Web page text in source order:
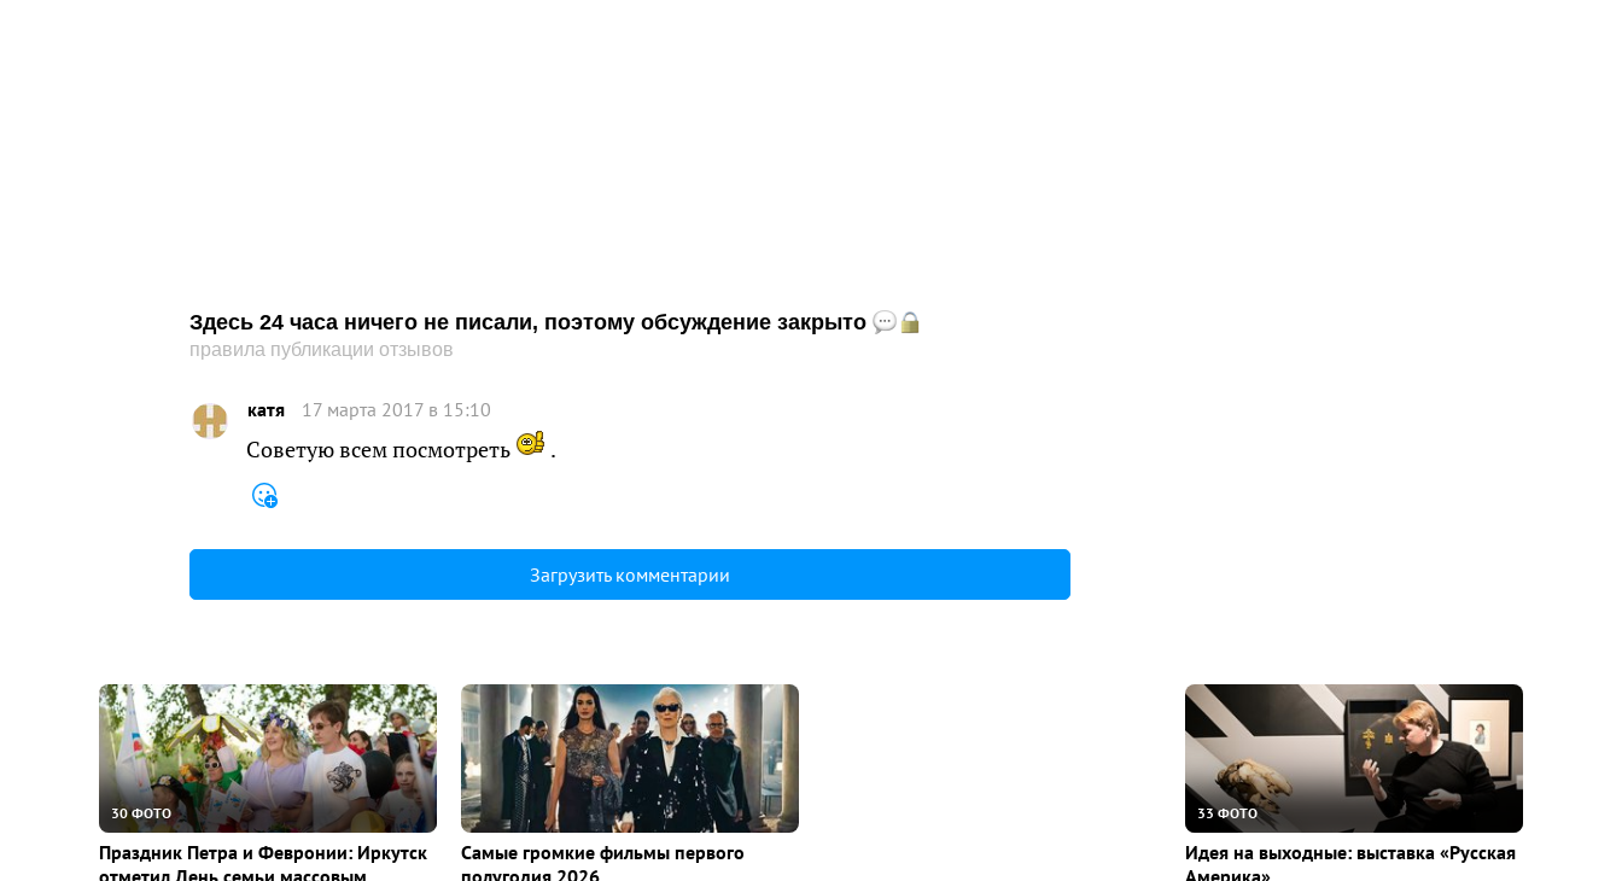
Здесь 24 часа ничего не писали, поэтому обсуждение закрыто
правила публикации отзывов
катя 17 марта 2017 в 15:10
Советую всем посмотреть .
Загрузить комментарии
30 ФОТО
Праздник Петра и Февронии: Иркутск
Самые громкие фильмы первого
33 ФОТО
Идея на выходные: выставка «Русская